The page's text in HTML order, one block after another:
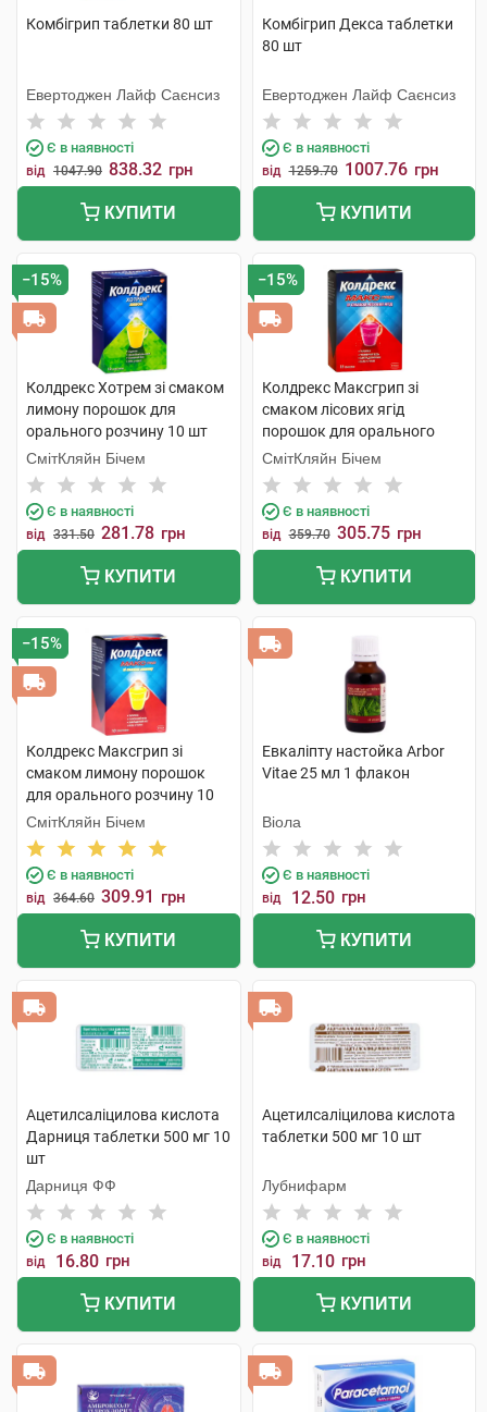
Комбігрип таблетки 80 шт
Евертоджен Лайф Саєнсиз
Є в наявності
від 1047.90 838.32 грн
КУПИТИ
Комбігрип Декса таблетки
80 шт
Евертоджен Лайф Саєнсиз
Є в наявності
від 1259.70 1007.76 грн
КУПИТИ
−15%
Колдрекс Хотрем зі смаком
лимону порошок для
орального розчину 10 шт
СмітКляйн Бічем
Є в наявності
від 331.50 281.78 грн
КУПИТИ
−15%
Колдрекс Максгрип зі
смаком лісових ягід
порошок для орального
розчину 10 пакетів
СмітКляйн Бічем
Є в наявності
від 359.70 305.75 грн
КУПИТИ
−15%
Колдрекс Максгрип зі
смаком лимону порошок
для орального розчину 10
шт
СмітКляйн Бічем
Є в наявності
від 364.60 309.91 грн
КУПИТИ
Евкаліпту настойка Arbor
Vitae 25 мл 1 флакон
Віола
Є в наявності
від 12.50 грн
КУПИТИ
Ацетилсаліцилова кислота
Дарниця таблетки 500 мг 10
шт
Дарниця ФФ
Є в наявності
від 16.80 грн
КУПИТИ
Ацетилсаліцилова кислота
таблетки 500 мг 10 шт
Лубнифарм
Є в наявності
від 17.10 грн
КУПИТИ